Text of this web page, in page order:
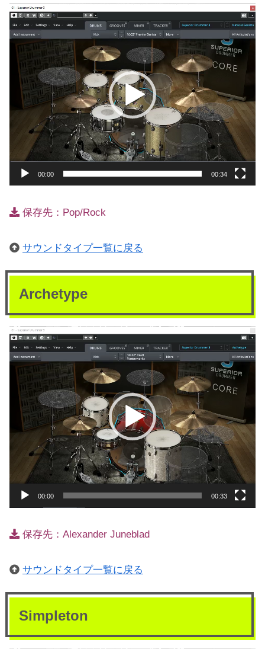
動
画
プ
レ
00:00 00:34
保存先：Pop/Rock
サウンドタイプ一覧に戻る
Archetype
動
画
プ
レ
00:00 00:33
保存先：Alexander Juneblad
サウンドタイプ一覧に戻る
Simpleton